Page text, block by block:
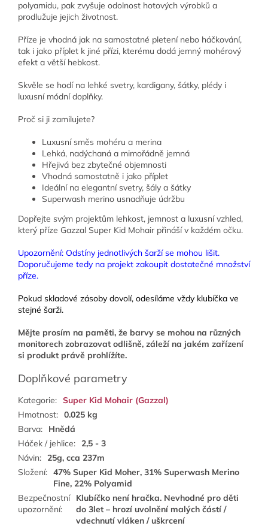
polyamidu, pak zvyšuje odolnost hotových výrobků a
prodlužuje jejich životnost.
Příze je vhodná jak na samostatné pletení nebo háčkování,
tak i jako příplet k jiné přízi, kterému dodá jemný mohérový
efekt a větší hebkost.
Skvěle se hodí na lehké svetry, kardigany, šátky, plédy i
luxusní módní doplňky.
Proč si ji zamilujete?
Luxusní směs mohéru a merina
Lehká, nadýchaná a mimořádně jemná
Hřejivá bez zbytečné objemnosti
Vhodná samostatně i jako příplet
Ideální na elegantní svetry, šály a šátky
Superwash merino usnadňuje údržbu
Dopřejte svým projektům lehkost, jemnost a luxusní vzhled,
který příze Gazzal Super Kid Mohair přináší v každém očku.
Upozornění: Odstíny jednotlivých šarží se mohou lišit.
Doporučujeme tedy na projekt zakoupit dostatečné množství
příze.
Pokud skladové zásoby dovolí, odesíláme vždy klubíčka ve
stejné šarži.
Mějte prosím na paměti, že barvy se mohou na různých
monitorech zobrazovat odlišně, záleží na jakém zařízení
si produkt právě prohlížíte.
Doplňkové parametry
Kategorie: Super Kid Mohair (Gazzal)
Hmotnost: 0.025 kg
Barva:
Hnědá
Háček / jehlice: 2,5 - 3
Návin: 25g, cca 237m
Složení: 47% Super Kid Moher, 31% Superwash Merino
Fine, 22% Polyamid
Bezpečnostní
upozornění:
Klubíčko není hračka. Nevhodné pro děti
do 3let – hrozí uvolnění malých částí /
vdechnutí vláken / uškrcení